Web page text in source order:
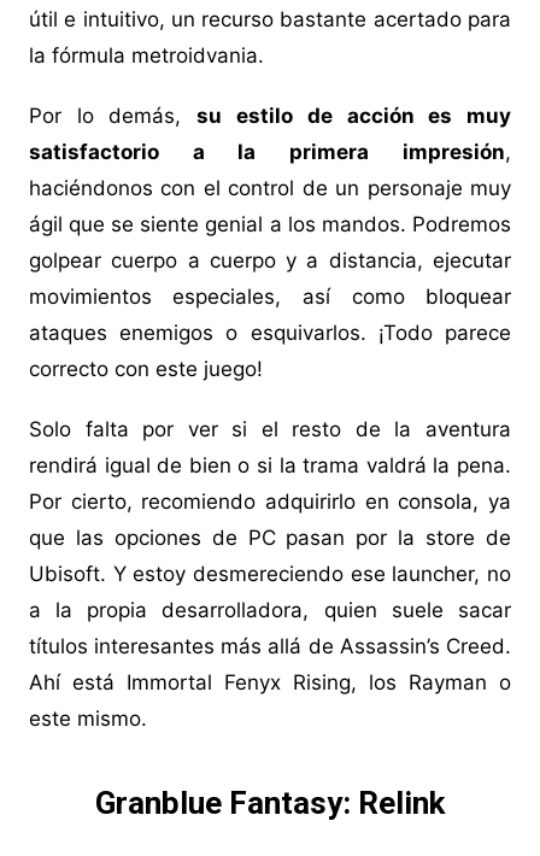
útil e intuitivo, un recurso bastante acertado para
la fórmula metroidvania.
Por lo demás,su estilo de acción es muy
satisfactorio a la primera impresión,
haciéndonos con el control de un personaje muy
ágil que se siente genial a los mandos. Podremos
golpear cuerpo a cuerpo y a distancia, ejecutar
movimientos especiales, así como bloquear
ataques enemigos o esquivarlos. ¡Todo parece
correcto con este juego!
Solo falta por ver si el resto de la aventura
rendirá igual de bien o si la trama valdrá la pena.
Por cierto, recomiendo adquirirlo en consola, ya
que las opciones de PC pasan por la store de
Ubisoft. Y estoy desmereciendo ese launcher, no
a la propia desarrolladora, quien suele sacar
títulos interesantes más allá de Assassin’s Creed.
Ahí está Immortal Fenyx Rising, los Rayman o
este mismo.
Granblue Fantasy: Relink